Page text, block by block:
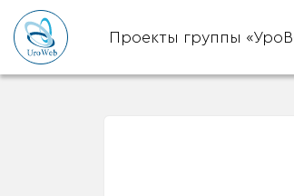
Проекты группы